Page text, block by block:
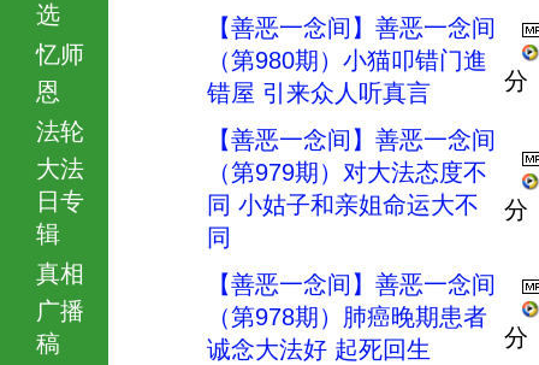
选
忆师
恩
法轮
大法
日专
辑
真相
广播
稿
【善恶一念间】善恶一念间
（第980期）小猫叩错门進
错屋 引来众人听真言
分
【善恶一念间】善恶一念间
（第979期）对大法态度不
同 小姑子和亲姐命运大不
同
分
【善恶一念间】善恶一念间
（第978期）肺癌晚期患者
诚念大法好 起死回生
分